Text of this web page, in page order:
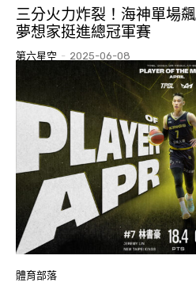
三分火力炸裂！海神單場
夢想家挺進總冠軍賽
第六星空 - 2025-06-08
體育部落